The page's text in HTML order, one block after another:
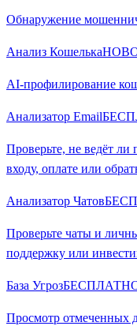
Обнаружение
Анализ Кошелька
AI-профилирование
Анализатор Email
Проверьте, не ведёт ли
входу, оплате или
Анализатор Чатов
Проверьте чаты и
поддержку или
База Угроз
Просмотр отмеченных